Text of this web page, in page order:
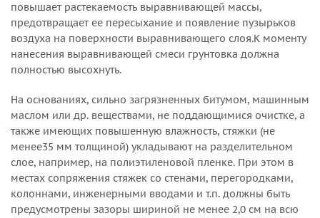
повышает растекаемость выравнивающей массы,
предотвращает ее пересыхание и появление пузырьков
воздуха на поверхности выравнивающего слоя.К моменту
нанесения выравнивающей смеси грунтовка должна
полностью высохнуть.
На основаниях, сильно загрязненных битумом, машинным
маслом или др. веществами, не поддающимися очистке, а
также имеющих повышенную влажность, стяжки (не
менее35 мм толщиной) укладывают на разделительном
слое, например, на полиэтиленовой пленке. При этом в
местах сопряжения стяжек со стенами, перегородками,
колоннами, инженерными вводами и т.п. должны быть
предусмотрены зазоры шириной не менее 2,0 см на всю